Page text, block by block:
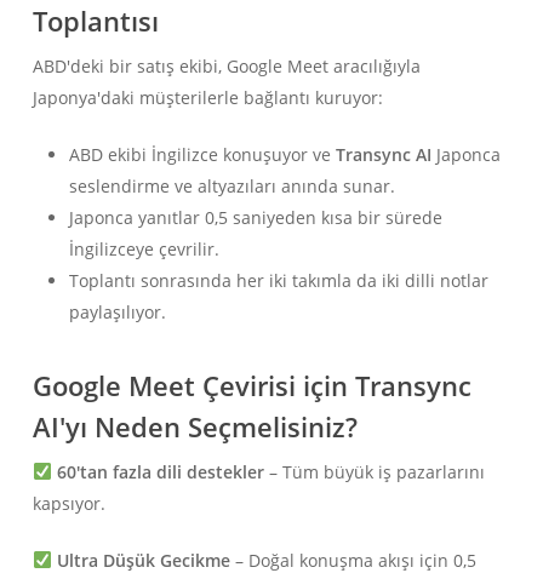
Toplantısı
ABD'deki bir satış ekibi, Google Meet aracılığıyla
Japonya'daki müşterilerle bağlantı kuruyor:
ABD ekibi İngilizce konuşuyor ve Transync AI Japonca
seslendirme ve altyazıları anında sunar.
Japonca yanıtlar 0,5 saniyeden kısa bir sürede
İngilizceye çevrilir.
Toplantı sonrasında her iki takımla da iki dilli notlar
paylaşılıyor.
Google Meet Çevirisi için Transync
AI'yı Neden Seçmelisiniz?
60'tan fazla dili destekler– Tüm büyük iş pazarlarını
kapsıyor.
Ultra Düşük Gecikme– Doğal konuşma akışı için 0,5